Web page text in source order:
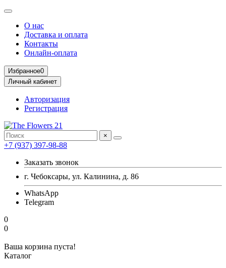
О нас
Доставка и оплата
Контакты
Онлайн-оплата
Избранное0
Личный кабинет
Авторизация
Регистрация
×
+7 (937) 397-98-88
Заказать звонок
г. Чебоксары, ул. Калинина, д. 86
WhatsApp
Telegram
0
0
Ваша корзина пуста!
Каталог